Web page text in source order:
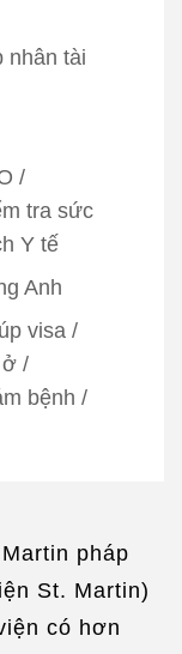
nhân tài
/
tra sức
Y tế
Anh
visa /
ở /
bệnh /
pháp
St. Martin)
có hơn